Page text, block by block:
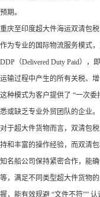
预期。​
重庆至印度超大件海运双清包
作为专业的国际物流服务模式
DDP（Delivered Duty Paid）
运输过程中产生的所有关税、
这种模式为客户提供了 “一次
悉或缺乏专业外贸团队的企业。​
对于超大件货物而言，双清包
持和丰富的操作经验，而双清
知名船公司保持紧密合作，能
等，满足不同类型超大件货物
握，能有效规避 “文件不符””